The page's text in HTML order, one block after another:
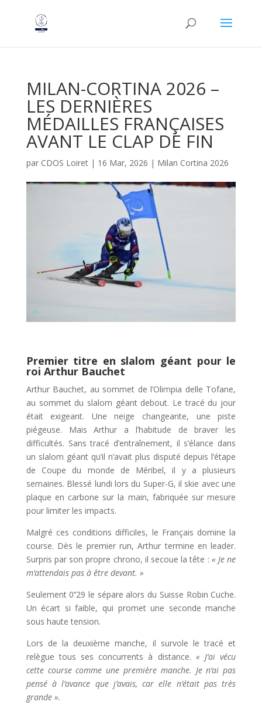
MILAN-CORTINA 2026 –
LES DERNIÈRES
MÉDAILLES FRANÇAISES
AVANT LE CLAP DE FIN
par CDOS Loiret| 16 Mar, 2026 | Milan Cortina 2026
Premier titre en slalom géant pour le
roi Arthur Bauchet
Arthur Bauchet, au sommet de l’Olimpia delle Tofane,
au sommet du slalom géant debout. Le tracé du jour
était exigeant. Une neige changeante, une piste
piégeuse. Mais Arthur a l’habitude de braver les
difficultés. Sans tracé d’entraînement, il s’élance dans
un slalom géant qu’il n’avait plus disputé depuis l’étape
de Coupe du monde de Méribel, il y a plusieurs
semaines. Blessé lundi lors du Super-G, il skie avec une
plaque en carbone sur la main, fabriquée sur mesure
pour limiter les impacts.
Malgré ces conditions difficiles, le Français domine la
course. Dès le premier run, Arthur termine en leader.
Surpris par son propre chrono, il secoue la tête : « Je ne
m’attendais pas à être devant. »
Seulement 0’’29 le sépare alors du Suisse Robin Cuche.
Un écart si faible, qui promet une seconde manche
sous haute tension.
Lors de la deuxième manche, il survole le tracé et
relègue tous ses concurrents à distance. « J’ai vécu
cette course comme une première manche. Je n’ai pas
pensé à l’avance que j’avais, car elle n’était pas très
grande ».